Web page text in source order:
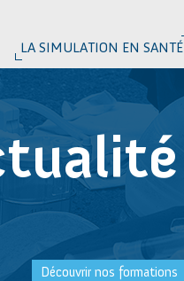
LA SIMULATION EN SANTÉ
Découvrir nos formations